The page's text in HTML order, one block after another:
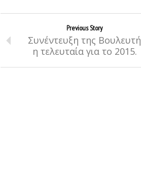
Previous Story
Συνέντευξη της Βουλευτή
η τελευταία για το 2015.